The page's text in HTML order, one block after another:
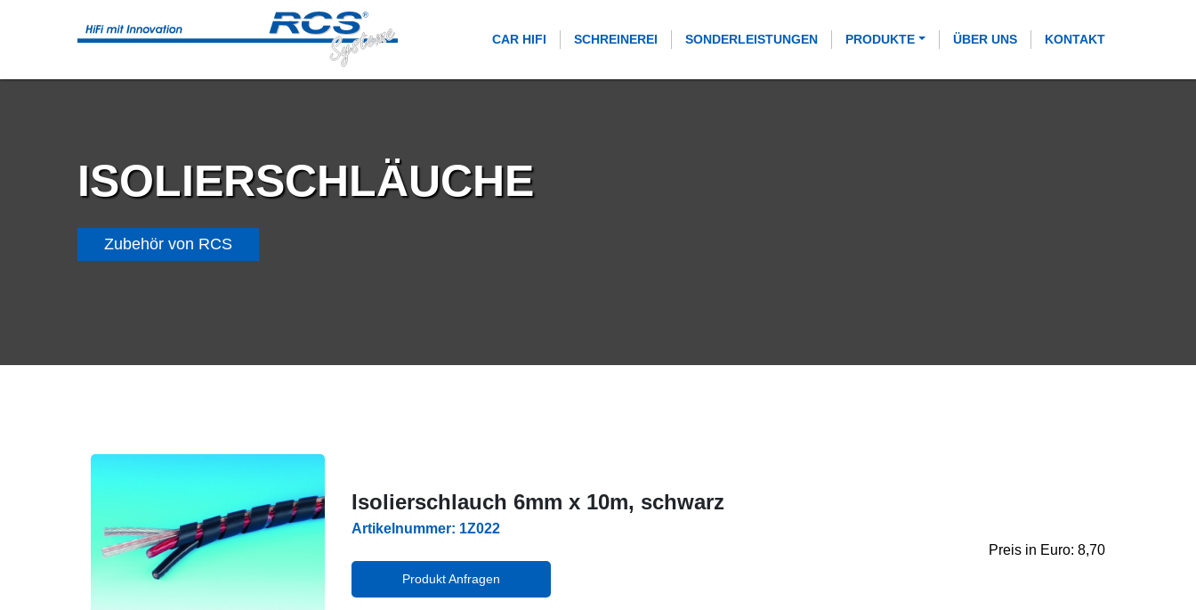
CAR HIFI SCHREINEREI SONDERLEISTUNGEN PRODUKTE ÜBER UNS KONTAKT
ISOLIERSCHLÄUCHE
Zubehör von RCS
Isolierschlauch 6mm x 10m, schwarz
Artikelnummer: 1Z022
Preis in Euro: 8,70
Produkt Anfragen